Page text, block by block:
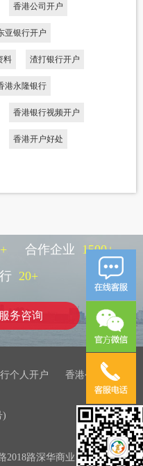
香港公司开户
亚银行开户
料 渣打银行开户
港永隆银行
香港银行视频开户
香港开户好处
+ 合作企业 1500+
20+
务咨询
个人开户
香港公司注册
)
2018路深华商业